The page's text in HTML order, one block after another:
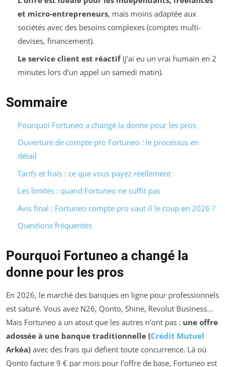
et micro-entrepreneurs, mais moins adaptée aux
sociétés avec des besoins complexes (comptes multi-
devises, financement).
Le service client est réactif(j'ai eu un vrai humain en 2
minutes lors d'un appel un samedi matin).
Sommaire
Pourquoi Fortuneo a changé la donne pour les pros
Ouverture de compte pro Fortuneo : le processus en
détail
Tarifs et frais : ce que vous payez réellement
Les limites : quand Fortuneo ne suffit pas
Avis final : Fortuneo compte pro vaut-il le coup en 2026 ?
Questions fréquentes
Pourquoi Fortuneo a changé la
donne pour les pros
En 2026, le marché des banques en ligne pour professionnels
est saturé. Vous avez N26, Qonto, Shine, Revolut Business…
Mais Fortuneo a un atout que les autres n'ont pas : une offre
adossée à une banque traditionnelle (Crédit Mutuel
Arkéa) avec des frais qui défient toute concurrence. Là où
Qonto facture 9 € par mois pour l'offre de base, Fortuneo est